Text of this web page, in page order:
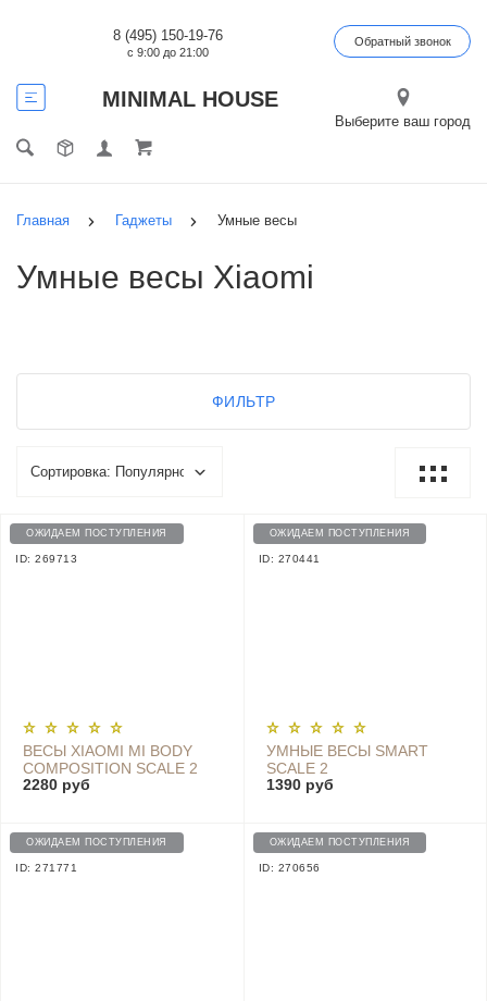
MINIMAL HOUSE
8 (495) 150-19-76
с 9:00 до 21:00
Обратный звонок
Выберите ваш город
Главная Гаджеты Умные весы
Умные весы Xiaomi
ФИЛЬТР
ОЖИДАЕМ ПОСТУПЛЕНИЯ
ID: 269713
ВЕСЫ XIAOMI MI BODY
COMPOSITION SCALE 2
NUN4049CN
2280 руб
ОЖИДАЕМ ПОСТУПЛЕНИЯ
ID: 270441
УМНЫЕ ВЕСЫ SMART
SCALE 2
1390 руб
ОЖИДАЕМ ПОСТУПЛЕНИЯ
ID: 271771
ОЖИДАЕМ ПОСТУПЛЕНИЯ
ID: 270656